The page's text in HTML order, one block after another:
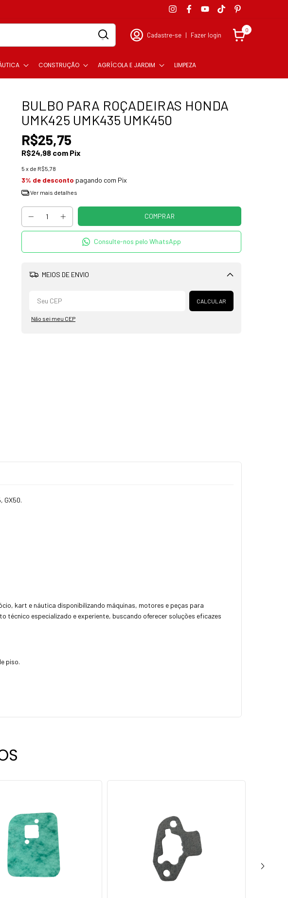
Cadastre-se | Fazer login
0
CONSTRUÇÃO AGRÍCOLA E JARDIM LIMPEZA
BULBO PARA ROÇADEIRAS HONDA
UMK425 UMK435 UMK450
R$25,75
R$24,98 com Pix
5 x de R$5,78
3% de desconto pagando com Pix
Ver mais detalhes
Consulte-nos pelo WhatsApp
MEIOS DE ENVIO
Alterar CEP
CALCULAR
Não sei meu CEP
GX50.
kart e náutica disponibilizando máquinas, motores e peças para
técnico especializado e experiente, buscando oferecer soluções eficazes
piso.